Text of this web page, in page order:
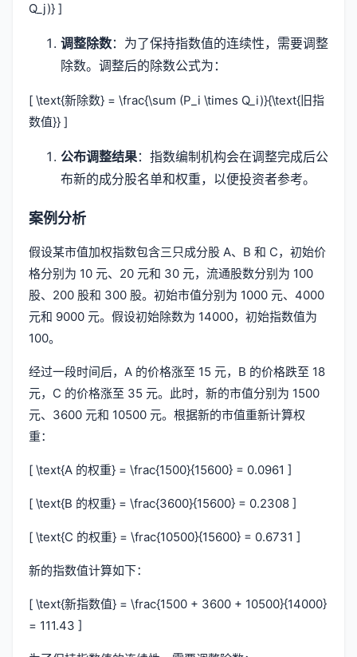
Q_j)} ]
调整除数：为了保持指数值的连续性，需要调整
除数。调整后的除数公式为：
[ \text{新除数} = \frac{\sum (P_i \times Q_i)}{\text{旧指
数值}} ]
公布调整结果：指数编制机构会在调整完成后公
布新的成分股名单和权重，以便投资者参考。
案例分析
假设某市值加权指数包含三只成分股 A、B 和 C，初始价
格分别为 10 元、20 元和 30 元，流通股数分别为 100
股、200 股和 300 股。初始市值分别为 1000 元、4000
元和 9000 元。假设初始除数为 14000，初始指数值为
100。
经过一段时间后，A 的价格涨至 15 元，B 的价格跌至 18
元，C 的价格涨至 35 元。此时，新的市值分别为 1500
元、3600 元和 10500 元。根据新的市值重新计算权
重：
[ \text{A 的权重} = \frac{1500}{15600} = 0.0961 ]
[ \text{B 的权重} = \frac{3600}{15600} = 0.2308 ]
[ \text{C 的权重} = \frac{10500}{15600} = 0.6731 ]
新的指数值计算如下：
[ \text{新指数值} = \frac{1500 + 3600 + 10500}{14000}
= 111.43 ]